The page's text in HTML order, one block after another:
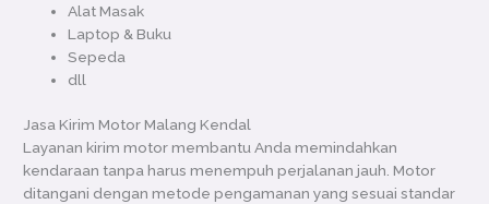
Alat Masak
Laptop & Buku
Sepeda
dll
Jasa Kirim Motor Malang Kendal
Layanan kirim motor membantu Anda memindahkan
kendaraan tanpa harus menempuh perjalanan jauh. Motor
ditangani dengan metode pengamanan yang sesuai standar